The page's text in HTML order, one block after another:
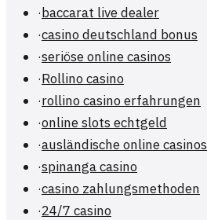
·baccarat live dealer
·casino deutschland bonus
·seriöse online casinos
·Rollino casino
·rollino casino erfahrungen
·online slots echtgeld
·ausländische online casinos
·spinanga casino
·casino zahlungsmethoden
·24/7 casino